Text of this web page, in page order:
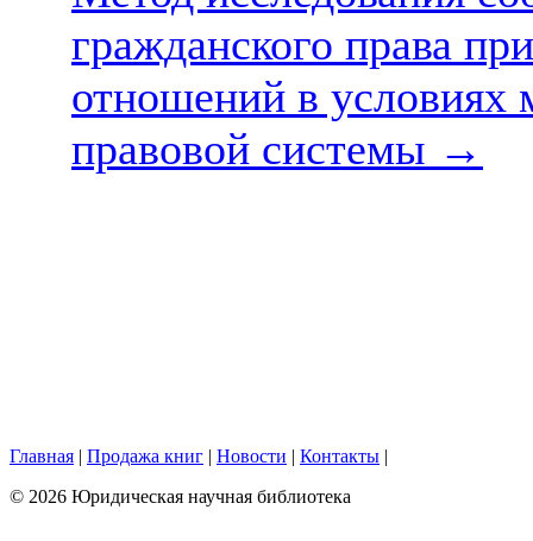
гражданского права
отношений в условиях
правовой системы →
Главная | Продажа книг | Новости | Контакты |
© 2026 Юридическая научная библиотека